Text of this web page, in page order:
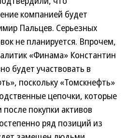
компанией будет
Пальцев. Серьезных
не планируется. Впрочем,
«Финама» Константин
будет участвовать в
поскольку «Томскнефть»
цепочки, которые
покупки активов
ряд позиций из